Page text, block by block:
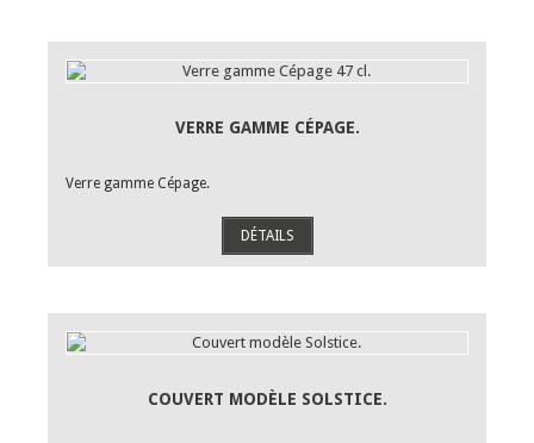
VERRE GAMME CÉPAGE.
Verre gamme Cépage.
DÉTAILS
COUVERT MODÈLE SOLSTICE.